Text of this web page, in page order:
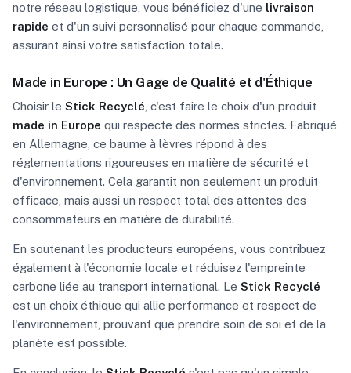
notre réseau logistique, vous bénéficiez d'une livraison
rapide et d'un suivi personnalisé pour chaque commande,
assurant ainsi votre satisfaction totale.
Made in Europe : Un Gage de Qualité et d'Éthique
Choisir le Stick Recyclé , c'est faire le choix d'un produit
made in Europe qui respecte des normes strictes. Fabriqué
en Allemagne, ce baume à lèvres répond à des
réglementations rigoureuses en matière de sécurité et
d'environnement. Cela garantit non seulement un produit
efficace, mais aussi un respect total des attentes des
consommateurs en matière de durabilité.
En soutenant les producteurs européens, vous contribuez
également à l'économie locale et réduisez l'empreinte
carbone liée au transport international. Le Stick Recyclé
est un choix éthique qui allie performance et respect de
l'environnement, prouvant que prendre soin de soi et de la
planète est possible.